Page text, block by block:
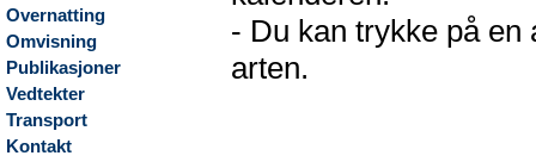
Overnatting
Omvisning
Publikasjoner
Vedtekter
Transport
Kontakt
- Du kan trykke på en
arten.